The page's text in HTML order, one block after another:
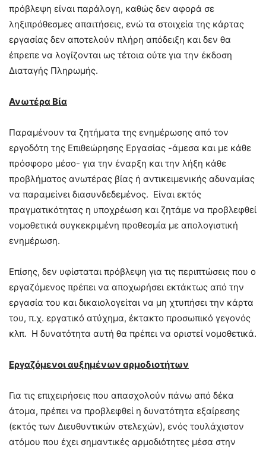
πρόβλεψη είναι παράλογη, καθώς δεν αφορά σε
ληξιπρόθεσμες απαιτήσεις, ενώ τα στοιχεία της κάρτας
εργασίας δεν αποτελούν πλήρη απόδειξη και δεν θα
έπρεπε να λογίζονται ως τέτοια ούτε για την έκδοση
Διαταγής Πληρωμής.
Ανωτέρα Βία
Παραμένουν τα ζητήματα της ενημέρωσης από τον
εργοδότη της Επιθεώρησης Εργασίας -άμεσα και με κάθε
πρόσφορο μέσο- για την έναρξη και την λήξη κάθε
προβλήματος ανωτέρας βίας ή αντικειμενικής αδυναμίας
να παραμείνει διασυνδεδεμένος. Είναι εκτός
πραγματικότητας η υποχρέωση και ζητάμε να προβλεφθεί
νομοθετικά συγκεκριμένη προθεσμία με απολογιστική
ενημέρωση.
Επίσης, δεν υφίσταται πρόβλεψη για τις περιπτώσεις που ο
εργαζόμενος πρέπει να αποχωρήσει εκτάκτως από την
εργασία του και δικαιολογείται να μη χτυπήσει την κάρτα
του, π.χ. εργατικό ατύχημα, έκτακτο προσωπικό γεγονός
κλπ. Η δυνατότητα αυτή θα πρέπει να οριστεί νομοθετικά.
Εργαζόμενοι αυξημένων αρμοδιοτήτων
Για τις επιχειρήσεις που απασχολούν πάνω από δέκα
άτομα, πρέπει να προβλεφθεί η δυνατότητα εξαίρεσης
(εκτός των Διευθυντικών στελεχών), ενός τουλάχιστον
ατόμου που έχει σημαντικές αρμοδιότητες μέσα στην